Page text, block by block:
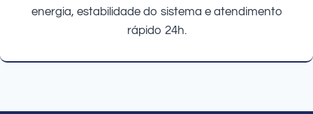
energia, estabilidade do sistema e atendimento
rápido 24h.